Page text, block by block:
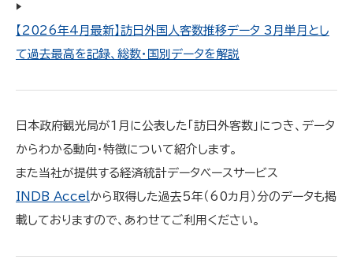
▶︎
【2026年4月最新】訪日外国人客数推移データ 3月単月とし
て過去最高を記録、総数・国別データを解説
日本政府観光局が1月に公表した「訪日外客数」につき、データ
からわかる動向・特徴について紹介します。
また当社が提供する経済統計データベースサービス
INDB Accel から取得した過去5年（60カ月）分のデータも掲
載しておりますので、あわせてご利用ください。